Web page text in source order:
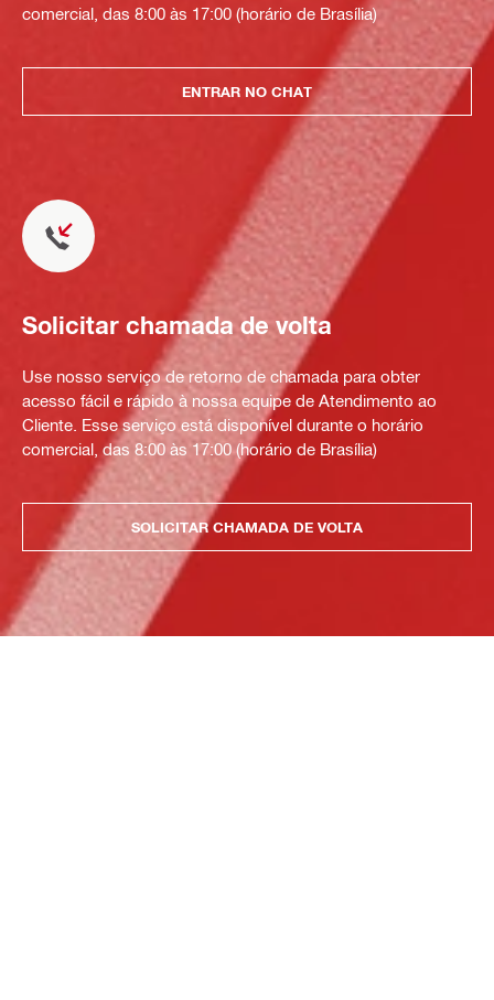
comercial, das 8:00 às 17:00 (horário de Brasília)
ENTRAR NO CHAT
Solicitar chamada de volta
Use nosso serviço de retorno de chamada para obter
acesso fácil e rápido à nossa equipe de Atendimento ao
Cliente. Esse serviço está disponível durante o horário
comercial, das 8:00 às 17:00 (horário de Brasília)
SOLICITAR CHAMADA DE VOLTA